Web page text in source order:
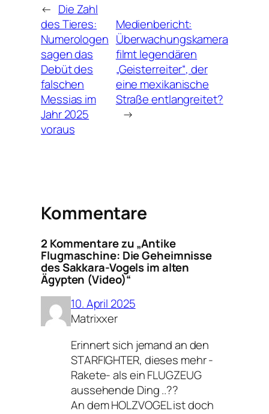
← Die Zahl
des Tieres:
Numerologen
sagen das
Debüt des
falschen
Messias im
Jahr 2025
voraus
Medienbericht:
Überwachungskamera
filmt legendären
„Geisterreiter“, der
eine mexikanische
Straße entlangreitet?
→
Kommentare
2 Kommentare zu „Antike
Flugmaschine: Die Geheimnisse
des Sakkara-Vogels im alten
Ägypten (Video)“
10. April 2025
Matrixxer
Erinnert sich jemand an den
STARFIGHTER, dieses mehr -
Rakete- als ein FLUGZEUG
aussehende Ding ..??
An dem HOLZVOGEL ist doch